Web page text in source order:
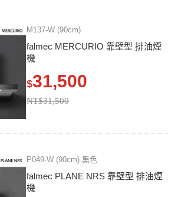
M137-W (90cm)
falmec MERCURIO 靠壁型 排油煙
機
$31,500
NT$31,500
P049-W (90cm) 黑色
falmec PLANE NRS 靠壁型 排油煙
機